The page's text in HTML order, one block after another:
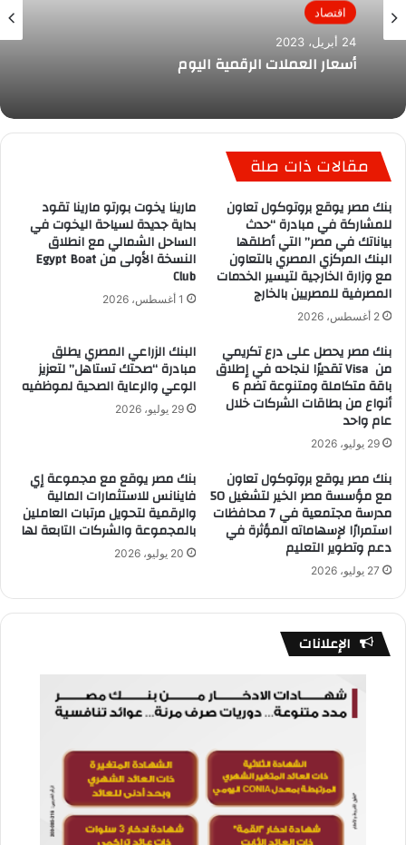
اقتصاد
24 أبريل، 2023
أسعار العملات الرقمية اليوم
مقالات ذات صلة
بنك مصر يوقع بروتوكول تعاون
للمشاركة في مبادرة “حدث
بياناتك في مصر” التي أطلقها
البنك المركزي المصري بالتعاون
مع وزارة الخارجية لتيسير الخدمات
المصرفية للمصريين بالخارج
2 أغسطس، 2026
مارينا يخوت بورتو مارينا تقود
بداية جديدة لسياحة اليخوت في
الساحل الشمالي مع انطلاق
النسخة الأولى من Egypt Boat
Club
1 أغسطس، 2026
بنك مصر يحصل على درع تكريمي
من Visa تقديرًا لنجاحه في إطلاق
باقة متكاملة ومتنوعة تضم 6
أنواع من بطاقات الشركات خلال
عام واحد
29 يوليو، 2026
البنك الزراعي المصري يطلق
مبادرة “صحتك تستاهل” لتعزيز
الوعي والرعاية الصحية لموظفيه
29 يوليو، 2026
بنك مصر يوقع بروتوكول تعاون
مع مؤسسة مصر الخير لتشغيل 50
مدرسة مجتمعية في 7 محافظات
استمرارًا لإسهاماته المؤثرة في
دعم وتطوير التعليم
27 يوليو، 2026
بنك مصر يوقع مع مجموعة إي
فاينانس للاستثمارات المالية
والرقمية لتحويل مرتبات العاملين
بالمجموعة والشركات التابعة لها
20 يوليو، 2026
الإعلانات